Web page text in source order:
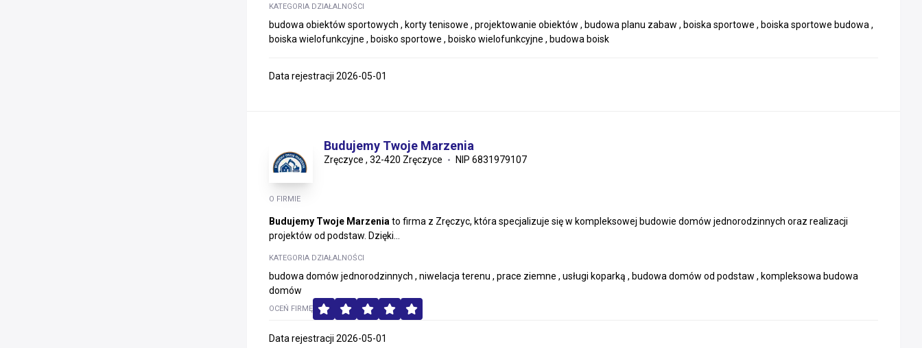
KATEGORIA DZIAŁALNOŚCI
budowa obiektów sportowych , korty tenisowe , projektowanie obiektów , budowa planu zabaw , boiska sportowe , boiska sportowe budowa ,
boiska wielofunkcyjne , boisko sportowe , boisko wielofunkcyjne , budowa boisk
Data rejestracji 2026-05-01
Budujemy Twoje Marzenia
Zręczyce , 32-420 Zręczyce NIP 6831979107
O FIRMIE
Budujemy Twoje Marzenia to firma z Zręczyc, która specjalizuje się w kompleksowej budowie domów jednorodzinnych oraz realizacji
projektów od podstaw. Dzięki...
KATEGORIA DZIAŁALNOŚCI
budowa domów jednorodzinnych , niwelacja terenu , prace ziemne , usługi koparką , budowa domów od podstaw , kompleksowa budowa
domów
OCEŃ FIRMĘ
Data rejestracji 2026-05-01